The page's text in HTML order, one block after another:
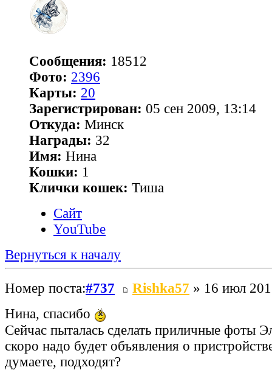
Сообщения: 18512
Фото: 2396
Карты: 20
Зарегистрирован: 05 сен 2009, 13:14
Откуда: Минск
Награды: 32
Имя: Нина
Кошки: 1
Клички кошек: Тиша
Сайт
YouTube
Вернуться к началу
Номер поста:#737 Rishka57 » 16 июл
Нина, спасибо
Сейчас пыталась сделать приличные фоты
скоро надо будет объявления о
думаете, подходят?